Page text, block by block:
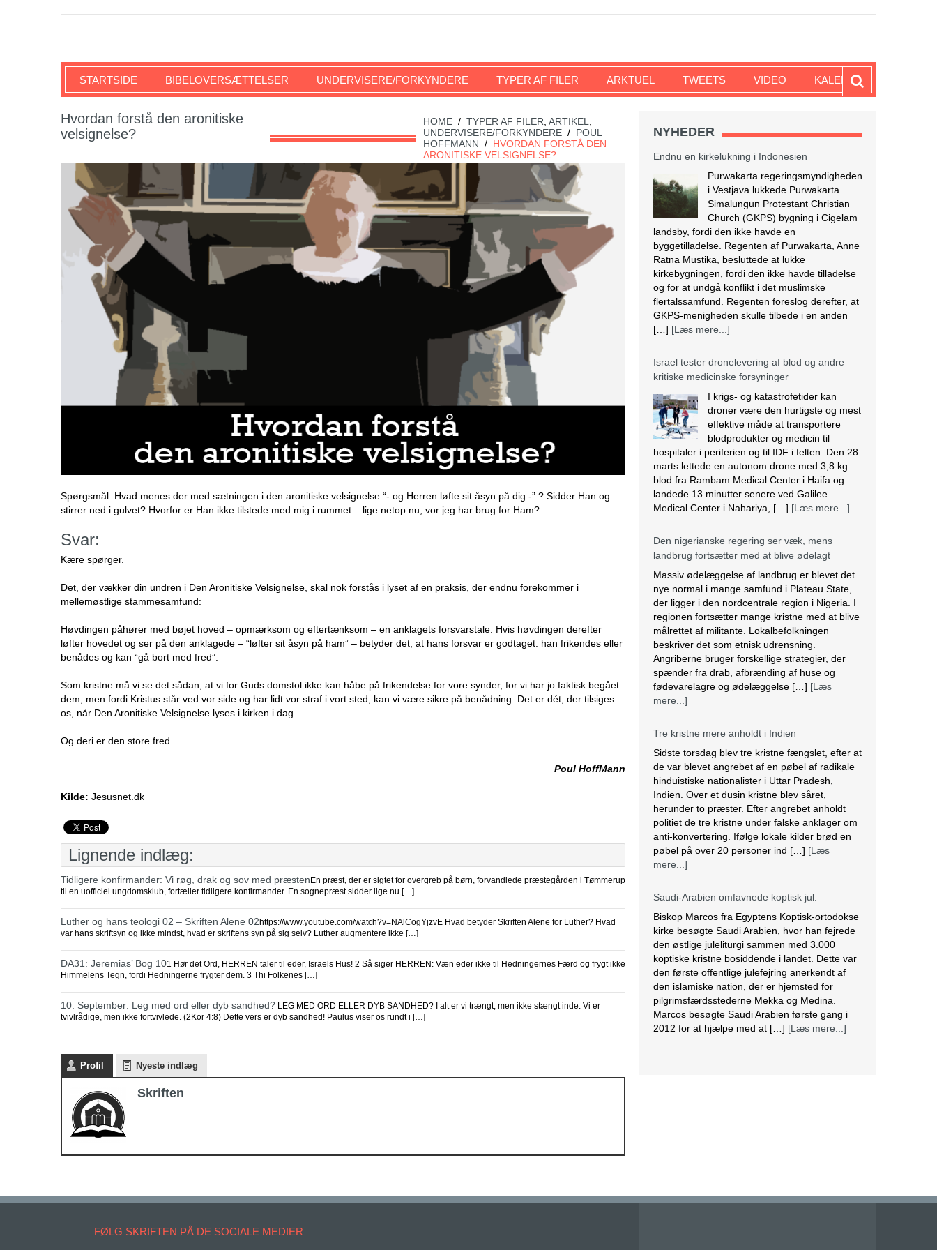
SKRIFTEN
STARTSIDE BIBELOVERSÆTTELSER UNDERVISERE/FORKYNDERE TYPER AF FILER ARKTUEL TWEETS VIDEO KALENDER
HOME / TYPER AF FILER ARTIKEL
UNDERVISERE/FORKYNDERE / POUL
HOFFMANN / HVORDAN FORSTÅ DEN
ARONITISKE VELSIGNELSE?
Hvordan forstå den aronitiske
velsignelse?
Spørgsmål: Hvad menes der med sætningen i den aronitiske velsignelse “- og Herren løfte sit åsyn på dig -” ? Sidder Han og
stirrer ned i gulvet? Hvorfor er Han ikke tilstede med mig i rummet – lige netop nu, vor jeg har brug for Ham?
Svar:
Kære spørger.
Det, der vækker din undren i Den Aronitiske Velsignelse, skal nok forstås i lyset af en praksis, der endnu forekommer i
mellemøstlige stammesamfund:
Høvdingen påhører med bøjet hoved – opmærksom og eftertænksom – en anklagets forsvarstale. Hvis høvdingen derefter
løfter hovedet og ser på den anklagede – “løfter sit åsyn på ham” – betyder det, at hans forsvar er godtaget: han frikendes eller
benådes og kan “gå bort med fred”.
Som kristne må vi se det sådan, at vi for Guds domstol ikke kan håbe på frikendelse for vore synder, for vi har jo faktisk begået
dem, men fordi Kristus står ved vor side og har lidt vor straf i vort sted, kan vi være sikre på benådning. Det er dét, der tilsiges
os, når Den Aronitiske Velsignelse lyses i kirken i dag.
Og deri er den store fred
Poul HoffMann
Kilde: Jesusnet.dk
Lignende indlæg:
Tidligere konfirmander: Vi røg, drak og sov med præsten En præst, der er sigtet for overgreb på børn, forvandlede præstegården i Tømmerup
til en uofficiel ungdomsklub, fortæller tidligere konfirmander. En sognepræst sidder lige nu […]
Luther og hans teologi 02 – Skriften Alene 02https://www.youtube.com/watch?v=NAlCogYjzvE Hvad betyder Skriften Alene for Luther? Hvad
var hans skriftsyn og ikke mindst, hvad er skriftens syn på sig selv? Luther augmentere ikke […]
DA31: Jeremias’ Bog 101 Hør det Ord, HERREN taler til eder, Israels Hus! 2 Så siger HERREN: Væn eder ikke til Hedningernes Færd og frygt ikke
Himmelens Tegn, fordi Hedningerne frygter dem. 3 Thi Folkenes […]
10. September: Leg med ord eller dyb sandhed? LEG MED ORD ELLER DYB SANDHED? I alt er vi trængt, men ikke stængt inde. Vi er
tvivlrådige, men ikke fortvivlede. (2Kor 4:8) Dette vers er dyb sandhed! Paulus viser os rundt i […]
Profil Nyeste indlæg
Skriften
NYHEDER
Endnu en kirkelukning i Indonesien
Purwakarta regeringsmyndigheden
i Vestjava lukkede Purwakarta
Simalungun Protestant Christian
Church (GKPS) bygning i Cigelam
landsby, fordi den ikke havde en
byggetilladelse. Regenten af Purwakarta, Anne
Ratna Mustika, besluttede at lukke
kirkebygningen, fordi den ikke havde tilladelse
og for at undgå konflikt i det muslimske
flertalssamfund. Regenten foreslog derefter, at
GKPS-menigheden skulle tilbede i en anden
[…] [Læs mere...]
Israel tester dronelevering af blod og andre
kritiske medicinske forsyninger
I krigs- og katastrofetider kan
droner være den hurtigste og mest
effektive måde at transportere
blodprodukter og medicin til
hospitaler i periferien og til IDF i felten. Den 28.
marts lettede en autonom drone med 3,8 kg
blod fra Rambam Medical Center i Haifa og
landede 13 minutter senere ved Galilee
Medical Center i Nahariya, […] [Læs mere...]
Den nigerianske regering ser væk, mens
landbrug fortsætter med at blive ødelagt
Massiv ødelæggelse af landbrug er blevet det
nye normal i mange samfund i Plateau State,
der ligger i den nordcentrale region i Nigeria. I
regionen fortsætter mange kristne med at blive
målrettet af militante. Lokalbefolkningen
beskriver det som etnisk udrensning.
Angriberne bruger forskellige strategier, der
spænder fra drab, afbrænding af huse og
fødevarelagre og ødelæggelse […] [Læs
mere...]
Tre kristne mere anholdt i Indien
Sidste torsdag blev tre kristne fængslet, efter at
de var blevet angrebet af en pøbel af radikale
hinduistiske nationalister i Uttar Pradesh,
Indien. Over et dusin kristne blev såret,
herunder to præster. Efter angrebet anholdt
politiet de tre kristne under falske anklager om
anti-konvertering. Ifølge lokale kilder brød en
pøbel på over 20 personer ind […] [Læs
mere...]
Saudi-Arabien omfavnede koptisk jul.
Biskop Marcos fra Egyptens Koptisk-ortodokse
kirke besøgte Saudi Arabien, hvor han fejrede
den østlige juleliturgi sammen med 3.000
koptiske kristne bosiddende i landet. Dette var
den første offentlige julefejring anerkendt af
den islamiske nation, der er hjemsted for
pilgrimsfærdsstederne Mekka og Medina.
Marcos besøgte Saudi Arabien første gang i
2012 for at hjælpe med at […] [Læs mere...]
FØLG SKRIFTEN PÅ DE SOCIALE MEDIER